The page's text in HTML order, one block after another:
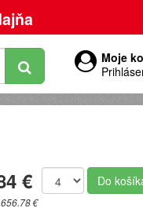
Moje
€
€
Do